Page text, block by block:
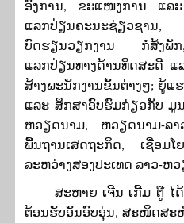
ອົງການ, ຂະແໜງການ ແລະ
ແລກປ່ຽນຄະນະຊ່ຽວຊານ
ບົດຮຽນວຽກງານ ກໍ່ສ້ງພັກ
ແລກປ່ຽນທາງດ້ານທິດສະດີ ແ
ສ້າງພະນັກງານຂັ້ນຕ່າງໆ; ຍູ້ແ
ແລະ ສຶກສາອົບຮົມກ່ຽວກັບ ມູ
ຫວຽດນາມ, ຫວຽດນາມ-ລາ
ພື້ນຖານເສດຖະກິດ, ເຊື່ອມໂຍ
ລະຫວ່າງສອງປະເທດ ລາວ-ຫ
ສະຫາຍ ເຈີນ ເກີ້ມ ຕູ໊ ໄດ້
ຕ້ອນຮັບອັນອົບອຸ່ນ, ສະໜິດສະ